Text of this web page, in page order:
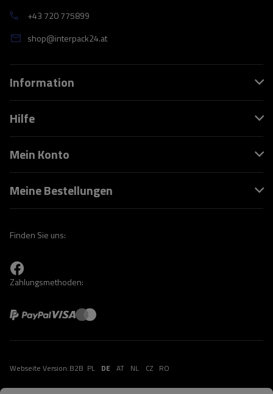
+43 720 775899
shop@interpack24.at
Information
Hilfe
Mein Konto
Meine Bestellungen
Finden Sie uns:
Zahlungsmethoden:
Webseite Version:B2B PL DE AT NL CZ RO